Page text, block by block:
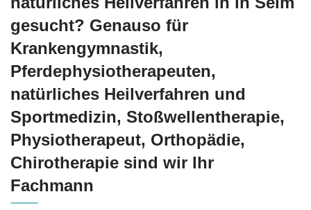
gesucht? Genauso für
Krankengymnastik,
Pferdephysiotherapeuten,
natürliches Heilverfahren und
Sportmedizin, Stoßwellentherapie,
Physiotherapeut, Orthopädie,
Chirotherapie sind wir Ihr
Fachmann